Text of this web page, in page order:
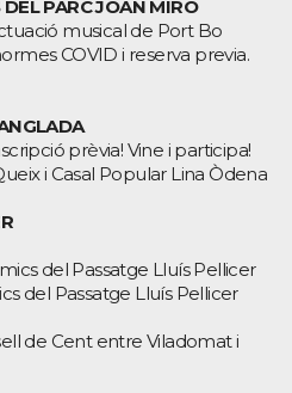
PARC JOAN MIRÓ
musical de Port Bo
COVID i reserva previa.
prèvia! Vine i participa!
i Casal Popular Lina Òdena
del Passatge Lluís Pellicer
del Passatge Lluís Pellicer
de Cent entre Viladomat i